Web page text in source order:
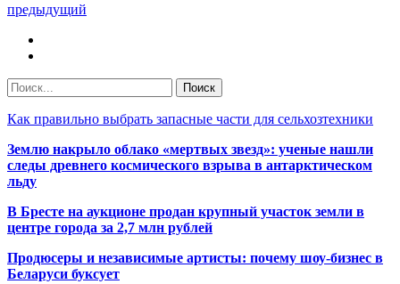
предыдущий
Как правильно выбрать запасные части для сельхозтехники
Землю накрыло облако «мертвых звезд»: ученые нашли
следы древнего космического взрыва в антарктическом
льду
В Бресте на аукционе продан крупный участок земли в
центре города за 2,7 млн рублей
Продюсеры и независимые артисты: почему шоу-бизнес в
Беларуси буксует